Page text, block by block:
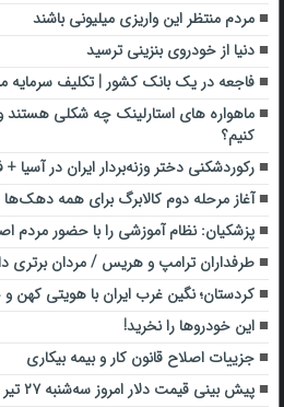
مردم منتظر این واریزی میلیونی باشند
دنیا از خودروی بنزینی ترسید
فاجعه در یک بانک کشور | تکلیف سرمایه
ماهواره های استارلینک چه شکلی هستند و
کنیم؟
رکوردشکنی دختر وزنه‌بردار ایران در آسیا +
آغاز مرحله دوم کالابرگ برای همه دهک‌ها
پزشکیان: نظام آموزشی را با حضور مردم
طرفداران ترامپ و هریس / مردان برتری
کردستان؛ نگین غرب ایران با هویتی کهن و
این خودروها را نخرید!
جزییات اصلاح قانون کار و بیمه بیکاری
پیش بینی قیمت دلار امروز سه‌شنبه ۲۷ تیر ۱۴۰۲